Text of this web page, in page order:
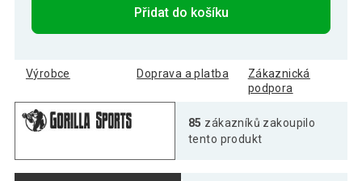
Přidat do košíku
Výrobce Doprava a platba
Zákaznická
podpora
85 zákazníků zakoupilo
tento produkt